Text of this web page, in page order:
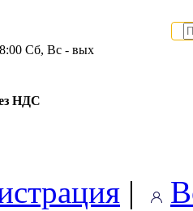
Сб, Вс - вых
НДС
|